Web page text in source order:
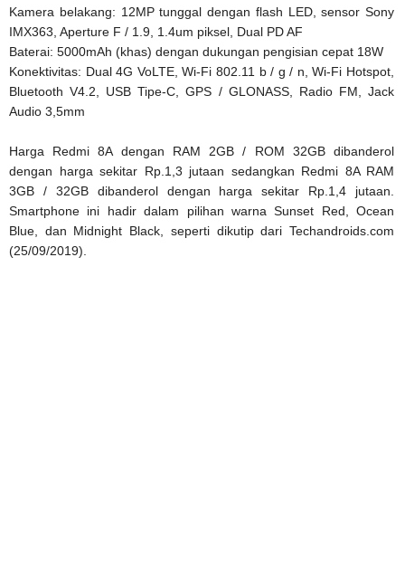
Kamera belakang: 12MP tunggal dengan flash LED, sensor Sony
IMX363, Aperture F / 1.9, 1.4um piksel, Dual PD AF
Baterai: 5000mAh (khas) dengan dukungan pengisian cepat 18W
Konektivitas: Dual 4G VoLTE, Wi-Fi 802.11 b / g / n, Wi-Fi Hotspot,
Bluetooth V4.2, USB Tipe-C, GPS / GLONASS, Radio FM, Jack
Audio 3,5mm
Harga Redmi 8A dengan RAM 2GB / ROM 32GB dibanderol
dengan harga sekitar Rp.1,3 jutaan sedangkan Redmi 8A RAM
3GB / 32GB dibanderol dengan harga sekitar Rp.1,4 jutaan.
Smartphone ini hadir dalam pilihan warna Sunset Red, Ocean
Blue, dan Midnight Black, seperti dikutip dari Techandroids.com
(25/09/2019).